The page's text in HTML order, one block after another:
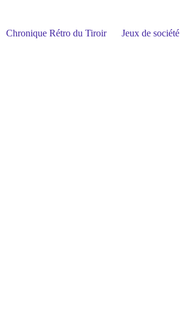
Chronique Rétro du Tiroir Jeux de société